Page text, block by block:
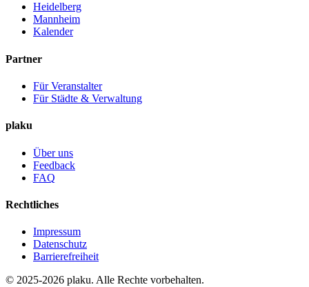
Heidelberg
Mannheim
Kalender
Partner
Für Veranstalter
Für Städte & Verwaltung
plaku
Über uns
Feedback
FAQ
Rechtliches
Impressum
Datenschutz
Barrierefreiheit
© 2025-2026 plaku. Alle Rechte vorbehalten.